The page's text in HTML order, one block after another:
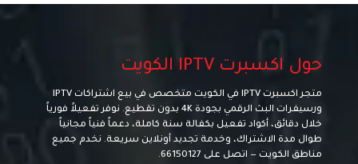
حول اكسبرت IPTV الكويت
متجر اكسبرت IPTV في الكويت متخصص في بيع اشتراكات IPTV
ورسيفرات البث الرقمي بجودة 4K بدون تقطيع. نوفر تفعيلاً فورياً
خلال دقائق، أكواد تفعيل بكفالة سنة كاملة، دعماً فنياً مجانياً
طوال مدة الاشتراك، وخدمة تجديد أونلاين سريعة. نخدم جميع
مناطق الكويت — اتصل على 66150127
.